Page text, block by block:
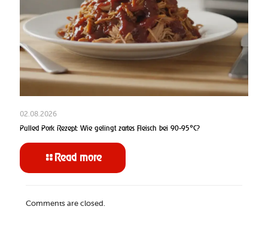
02.08.2026
Pulled Pork Rezept: Wie gelingt zartes Fleisch bei 90-95°C?
Read more
Comments are closed.